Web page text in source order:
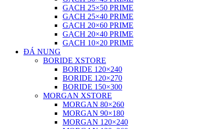
GẠCH 25×50 PRIME
GẠCH 25×40 PRIME
GẠCH 20×60 PRIME
GẠCH 20×40 PRIME
GẠCH 10×20 PRIME
ĐÁ NUNG
BORIDE XSTORE
BORIDE 120×240
BORIDE 120×270
BORIDE 150×300
MORGAN XSTORE
MORGAN 80×260
MORGAN 90×180
MORGAN 120×240